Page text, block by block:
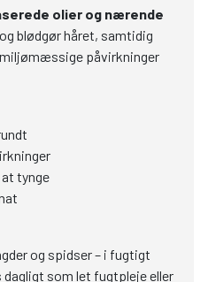
olier og nærende
blødgør håret, samtidig
påvirkninger
tynge
og spidser – i fugtigt
dagligt som let fugtpleje eller